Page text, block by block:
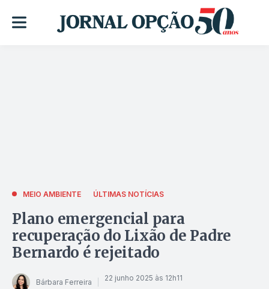
MEIO AMBIENTE ÚLTIMAS NOTÍCIAS
Plano emergencial para
recuperação do Lixão de Padre
Bernardo é rejeitado
Bárbara Ferreira 22 junho 2025 às 12h11